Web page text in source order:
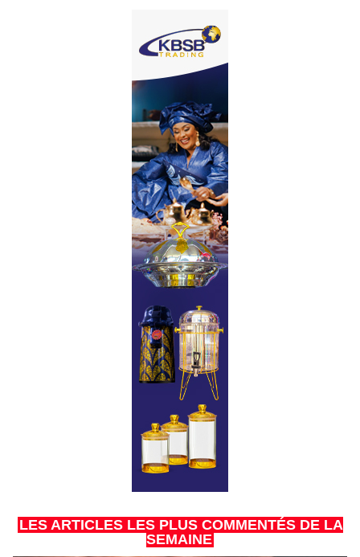
LES ARTICLES LES PLUS COMMENTÉS DE LA
SEMAINE